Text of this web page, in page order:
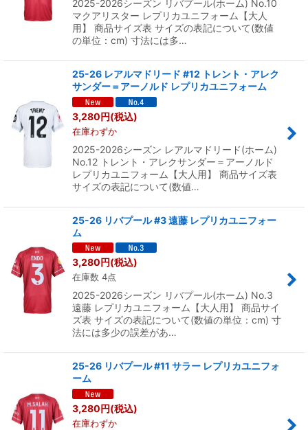
2025-2026シーズン リバプール(ホーム) No.10
マクアリスター レプリカユニフォーム【大人
用】 商品サイズ表 サイズの表記について(数値
の単位：cm) 寸法には多…
25-26 レアルマドリード #12 トレント・アレク
サンダー＝アーノルド レプリカユニフォーム
3,280円(税込)
在庫わずか
2025-2026シーズン レアルマドリード(ホーム)
No.12 トレント・アレクサンダー＝アーノルド
レプリカユニフォーム【大人用】 商品サイズ表
サイズの表記について(数値…
25-26 リバプール #3 遠藤 レプリカユニフォー
ム
3,280円(税込)
在庫数 4点
2025-2026シーズン リバプール(ホーム) No.3
遠藤 レプリカユニフォーム【大人用】 商品サイ
ズ表 サイズの表記について(数値の単位：cm) 寸
法には多少の誤差があ…
25-26 リバプール #11 サラー レプリカユニフォ
ーム
3,280円(税込)
在庫わずか